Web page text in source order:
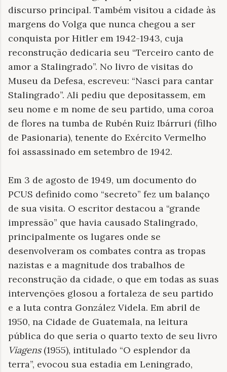
discurso principal. Também visitou a cidade às
margens do Volga que nunca chegou a ser
conquista por Hitler em 1942-1943, cuja
reconstrução dedicaria seu “Terceiro canto de
amor a Stalingrado”. No livro de visitas do
Museu da Defesa, escreveu: “Nasci para cantar
Stalingrado”. Ali pediu que depositassem, em
seu nome e m nome de seu partido, uma coroa
de flores na tumba de Rubén Ruiz Ibárruri (filho
de Pasionaria), tenente do Exército Vermelho
foi assassinado em setembro de 1942.
Em 3 de agosto de 1949, um documento do
PCUS definido como “secreto” fez um balanço
de sua visita. O escritor destacou a “grande
impressão” que havia causado Stalingrado,
principalmente os lugares onde se
desenvolveram os combates contra as tropas
nazistas e a magnitude dos trabalhos de
reconstrução da cidade, o que em todas as suas
intervenções glosou a fortaleza de seu partido
e a luta contra González Videla. Em abril de
1950, na Cidade de Guatemala, na leitura
pública do que seria o quarto texto de seu livro
Viagens(1955), intitulado “O esplendor da
terra”, evocou sua estadia em Leningrado,